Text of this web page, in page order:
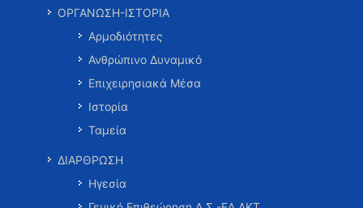
ΟΡΓΑΝΩΣΗ-ΙΣΤΟΡΙΑ
Αρμοδιότητες
Ανθρώπινο Δυναμικό
Επιχειρησιακά Μέσα
Ιστορία
Ταμεία
ΔΙΑΡΘΡΩΣΗ
Ηγεσία